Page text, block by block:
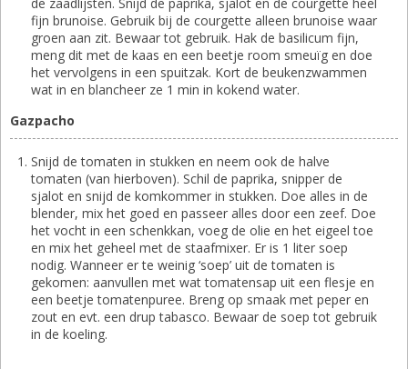
fijn brunoise. Gebruik bij de courgette alleen brunoise waar
groen aan zit. Bewaar tot gebruik. Hak de basilicum fijn,
meng dit met de kaas en een beetje room smeuïg en doe
het vervolgens in een spuitzak. Kort de beukenzwammen
wat in en blancheer ze 1 min in kokend water.
Gazpacho
Snijd de tomaten in stukken en neem ook de halve
tomaten (van hierboven). Schil de paprika, snipper de
sjalot en snijd de komkommer in stukken. Doe alles in de
blender, mix het goed en passeer alles door een zeef. Doe
het vocht in een schenkkan, voeg de olie en het eigeel toe
en mix het geheel met de staafmixer. Er is 1 liter soep
nodig. Wanneer er te weinig ‘soep’ uit de tomaten is
gekomen: aanvullen met wat tomatensap uit een flesje en
een beetje tomatenpuree. Breng op smaak met peper en
zout en evt. een drup tabasco. Bewaar de soep tot gebruik
in de koeling.